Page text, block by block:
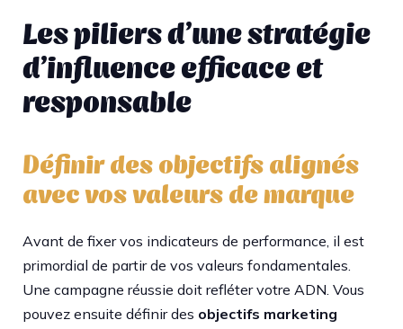
Les piliers d’une stratégie
d’influence efficace et
responsable
Définir des objectifs alignés
avec vos valeurs de marque
Avant de fixer vos indicateurs de performance, il est
primordial de partir de vos valeurs fondamentales.
Une campagne réussie doit refléter votre ADN. Vous
pouvez ensuite définir des objectifs marketing